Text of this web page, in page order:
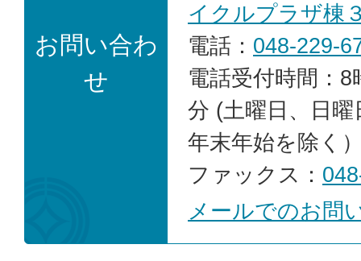
お問い合わ
せ
イクルプラザ棟
電話： 048-229-
電話受付時間：
分 (土曜日、日
年末年始を除く
ファックス：
メールでのお問